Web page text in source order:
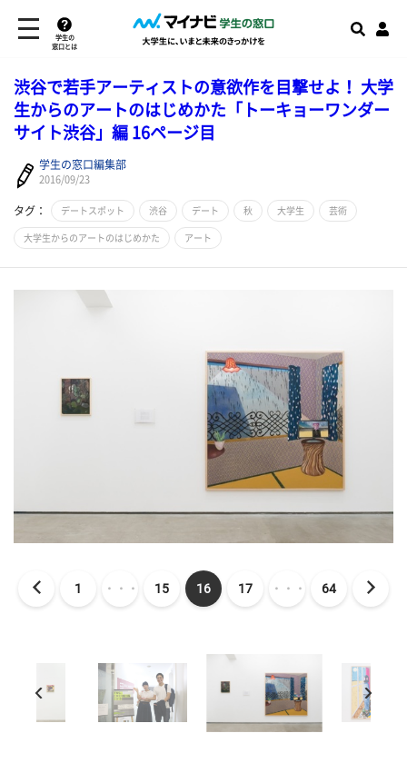
学生の
窓口とは
​渋谷で若手アーティストの意欲作を目撃せよ！ 大学
生からのアートのはじめかた「トーキョーワンダー
サイト渋谷」編 16ページ目
学生の窓口編集部
2016/09/23
タグ： デートスポット 渋谷 デート 秋 大学生 芸術
大学生からのアートのはじめかた アート
1 ・・・ 15 16 17 ・・・ 64